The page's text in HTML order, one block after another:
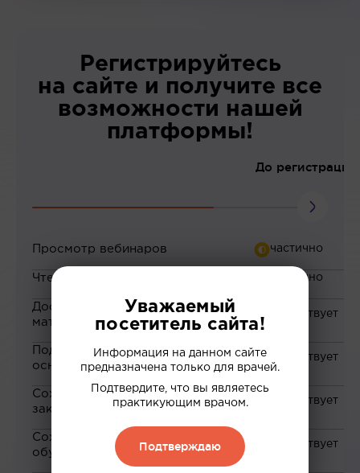
Регистрируйтесь
на сайте и получите все
возможности нашей
платформы!
До регистрации
Просмотр вебинаров
Чтение статей
Доступ к закрытым
материалам
Подборка материалов на
основе ваших интересов
Сохранение материалов в
закладки
Сохранение прогресса по
обучению
Уважаемый
посетитель сайта!
Информация на данном сайте
предназначена только для врачей.
Подтвердите, что вы являетесь
практикующим врачом.
Подтверждаю